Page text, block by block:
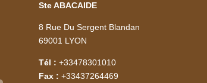
Ste ABACAIDE
8 Rue Du Sergent Blandan
69001 LYON
Tél : +33478301010
Fax : +33437264469